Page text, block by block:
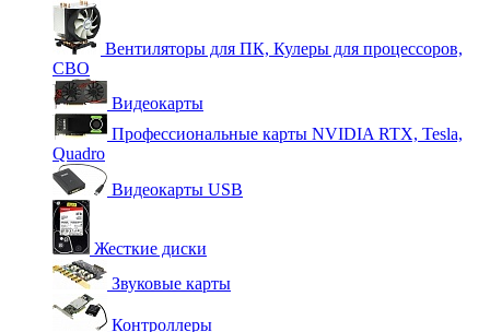
Вентиляторы для ПК, Кулеры для процессоров,
СВО
Видеокарты
Профессиональные карты NVIDIA RTX, Tesla,
Quadro
Видеокарты USB
Жесткие диски
Звуковые карты
Контроллеры